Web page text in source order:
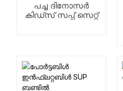
പച്ച ദിനോസർ
കിഡ്‌സ് സപ്പ് സെറ്റ്